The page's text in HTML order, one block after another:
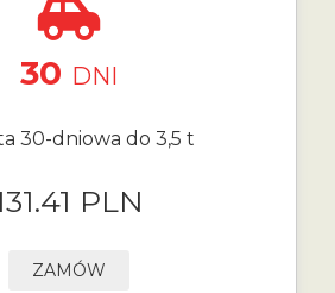
30 DNI
30-dniowa do 3,5 t
PLN
ZAMÓW